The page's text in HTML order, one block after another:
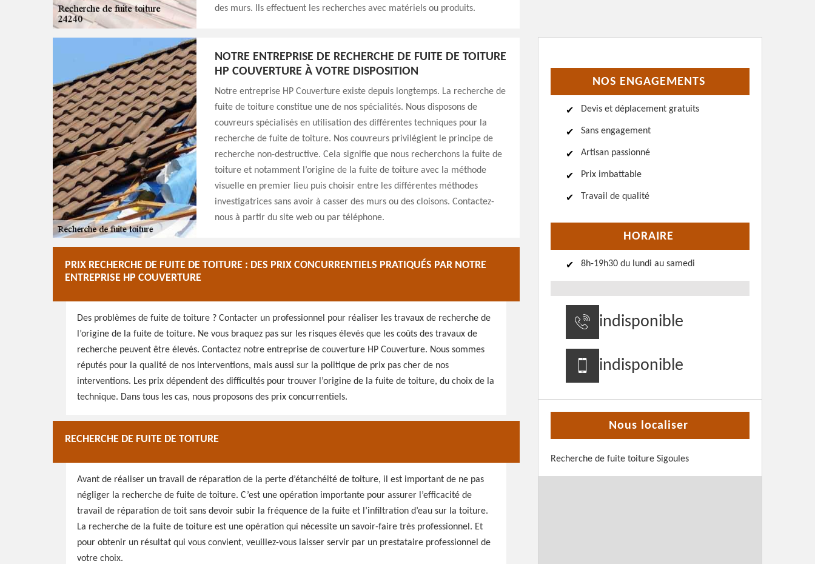
des murs. Ils effectuent les recherches avec matériels ou produits.
NOTRE ENTREPRISE DE RECHERCHE DE FUITE DE TOITURE
HP COUVERTURE À VOTRE DISPOSITION
Notre entreprise HP Couverture existe depuis longtemps. La recherche de
fuite de toiture constitue une de nos spécialités. Nous disposons de
couvreurs spécialisés en utilisation des différentes techniques pour la
recherche de fuite de toiture. Nos couvreurs privilégient le principe de
recherche non-destructive. Cela signifie que nous recherchons la fuite de
toiture et notamment l’origine de la fuite de toiture avec la méthode
visuelle en premier lieu puis choisir entre les différentes méthodes
investigatrices sans avoir à casser des murs ou des cloisons. Contactez-
nous à partir du site web ou par téléphone.
PRIX RECHERCHE DE FUITE DE TOITURE : DES PRIX CONCURRENTIELS PRATIQUÉS PAR NOTRE
ENTREPRISE HP COUVERTURE
Des problèmes de fuite de toiture ? Contacter un professionnel pour réaliser les travaux de recherche de
l’origine de la fuite de toiture. Ne vous braquez pas sur les risques élevés que les coûts des travaux de
recherche peuvent être élevés. Contactez notre entreprise de couverture HP Couverture. Nous sommes
réputés pour la qualité de nos interventions, mais aussi sur la politique de prix pas cher de nos
interventions. Les prix dépendent des difficultés pour trouver l’origine de la fuite de toiture, du choix de la
technique. Dans tous les cas, nous proposons des prix concurrentiels.
RECHERCHE DE FUITE DE TOITURE
Avant de réaliser un travail de réparation de la perte d’étanchéité de toiture, il est important de ne pas
négliger la recherche de fuite de toiture. C’est une opération importante pour assurer l’efficacité de
travail de réparation de toit sans devoir subir la fréquence de la fuite et l’infiltration d’eau sur la toiture.
La recherche de la fuite de toiture est une opération qui nécessite un savoir-faire très professionnel. Et
pour obtenir un résultat qui vous convient, veuillez-vous laisser servir par un prestataire professionnel de
votre choix.
NOS ENGAGEMENTS
Devis et déplacement gratuits
Sans engagement
Artisan passionné
Prix imbattable
Travail de qualité
HORAIRE
8h-19h30 du lundi au samedi
indisponible
indisponible
Nous localiser
Recherche de fuite toiture Sigoules